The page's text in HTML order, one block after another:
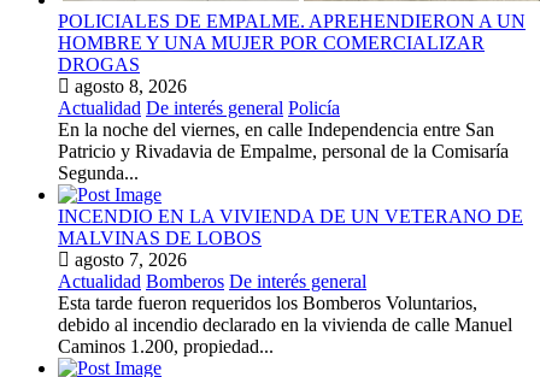
POLICIALES DE EMPALME. APREHENDIERON A UN
HOMBRE Y UNA MUJER POR COMERCIALIZAR
DROGAS
agosto 8, 2026
Actualidad De interés general Policía
En la noche del viernes, en calle Independencia entre San
Patricio y Rivadavia de Empalme, personal de la Comisaría
Segunda...
INCENDIO EN LA VIVIENDA DE UN VETERANO DE
MALVINAS DE LOBOS
agosto 7, 2026
Actualidad Bomberos De interés general
Esta tarde fueron requeridos los Bomberos Voluntarios,
debido al incendio declarado en la vivienda de calle Manuel
Caminos 1.200, propiedad...